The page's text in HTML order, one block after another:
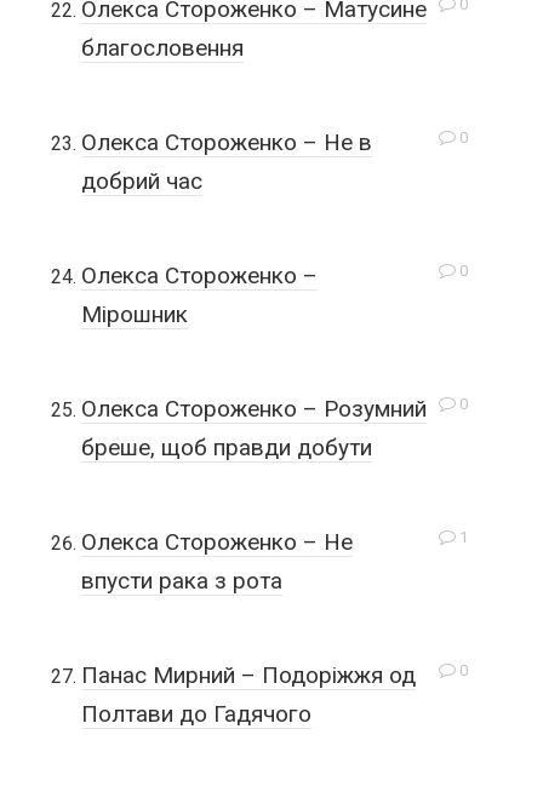
Олекса Стороженко – Матусине
благословення
0
Олекса Стороженко – Не в
добрий час
0
Олекса Стороженко –
Мірошник
0
Олекса Стороженко – Розумний
бреше, щоб правди добути
1
Олекса Стороженко – Не
впусти рака з рота
0
Панас Мирний – Подоріжжя од
Полтави до Гадячого